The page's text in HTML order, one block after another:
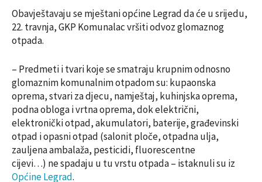
Obavještavaju se mještani općine Legrad da će u srijedu,
22. travnja, GKP Komunalac vršiti odvoz glomaznog
otpada.
– Predmeti i tvari koje se smatraju krupnim odnosno
glomaznim komunalnim otpadom su: kupaonska
oprema, stvari za djecu, namještaj, kuhinjska oprema,
podna obloga i vrtna oprema, dok električni,
elektronički otpad, akumulatori, baterije, građevinski
otpad i opasni otpad (salonit ploče, otpadna ulja,
zauljena ambalaža, pesticidi, fluorescentne
cijevi…) ne spadaju u tu vrstu otpada – istaknuli su iz
Općine Legrad.